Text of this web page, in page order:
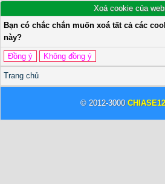
Xoá cookie của
Bạn có chắc chắn muốn xoá tất cả các
này?
Trang chủ
© 2012-3000